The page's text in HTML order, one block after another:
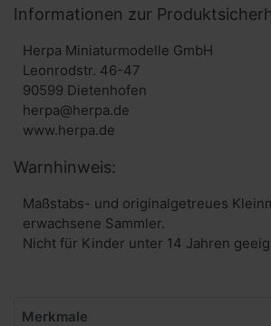
Informationen zur
Herpa Miniaturmodelle GmbH
Leonrodstr. 46-47
90599 Dietenhofen
herpa@herpa.de
www.herpa.de
Warnhinweis:
Maßstabs- und originalgetreues
erwachsene Sammler.
Nicht für Kinder unter 14 Jahren
Merkmale